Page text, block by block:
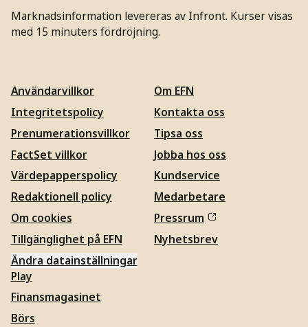
Marknadsinformation levereras av Infront. Kurser visas
med 15 minuters fördröjning.
Användarvillkor
Integritetspolicy
Prenumerationsvillkor
FactSet villkor
Värdepapperspolicy
Redaktionell policy
Om cookies
Tillgänglighet på EFN
Ändra datainställningar
Om EFN
Kontakta oss
Tipsa oss
Jobba hos oss
Kundservice
Medarbetare
Pressrum
Nyhetsbrev
Play
Finansmagasinet
Börs